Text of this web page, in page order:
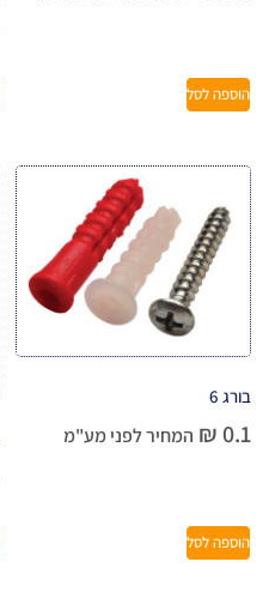
הוספה לסל
בורג 6
₪0.1 המחיר לפני מע"מ
הוספה לסל